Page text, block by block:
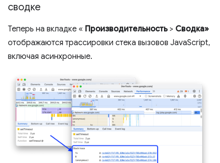
сводке
Теперь на вкладке « Производительность> Сводка»
отображаются трассировки стека вызовов JavaScript,
включая асинхронные.